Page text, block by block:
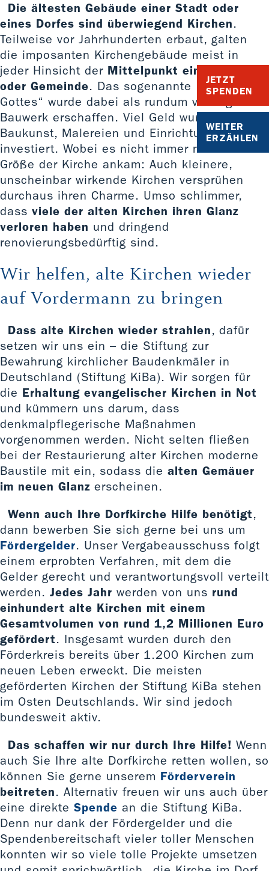
JETZT
SPENDEN
WEITER
ERZÄHLEN
Die ältesten Gebäude einer Stadt oder
eines Dorfes sind überwiegend Kirchen.
Teilweise vor Jahrhunderten erbaut, galten
die imposanten Kirchengebäude meist in
jeder Hinsicht der Mittelpunkt eines Dorfes
oder Gemeinde. Das sogenannte „Haus
Gottes“ wurde dabei als rundum vorzeigbares
Bauwerk erschaffen. Viel Geld wurde in die
Baukunst, Malereien und Einrichtungen
investiert. Wobei es nicht immer nur auf die
Größe der Kirche ankam: Auch kleinere,
unscheinbar wirkende Kirchen versprühen
durchaus ihren Charme. Umso schlimmer,
dass viele der alten Kirchen ihren Glanz
verloren haben und dringend
renovierungsbedürftig sind.
Wir helfen, alte Kirchen wieder
auf Vordermann zu bringen
Dass alte Kirchen wieder strahlen, dafür
setzen wir uns ein – die Stiftung zur
Bewahrung kirchlicher Baudenkmäler in
Deutschland (Stiftung KiBa). Wir sorgen für
die Erhaltung evangelischer Kirchen in Not
und kümmern uns darum, dass
denkmalpflegerische Maßnahmen
vorgenommen werden. Nicht selten fließen
bei der Restaurierung alter Kirchen moderne
Baustile mit ein, sodass die alten Gemäuer
im neuen Glanz erscheinen.
Wenn auch Ihre Dorfkirche Hilfe benötigt,
dann bewerben Sie sich gerne bei uns um
Fördergelder. Unser Vergabeausschuss folgt
einem erprobten Verfahren, mit dem die
Gelder gerecht und verantwortungsvoll verteilt
werden. Jedes Jahr werden von uns rund
einhundert alte Kirchen mit einem
Gesamtvolumen von rund 1,2 Millionen Euro
gefördert. Insgesamt wurden durch den
Förderkreis bereits über 1.200 Kirchen zum
neuen Leben erweckt. Die meisten
geförderten Kirchen der Stiftung KiBa stehen
im Osten Deutschlands. Wir sind jedoch
bundesweit aktiv.
Das schaffen wir nur durch Ihre Hilfe! Wenn
auch Sie Ihre alte Dorfkirche retten wollen, so
können Sie gerne unserem Förderverein
beitreten. Alternativ freuen wir uns auch über
eine direkte Spende an die Stiftung KiBa.
Denn nur dank der Fördergelder und die
Spendenbereitschaft vieler toller Menschen
konnten wir so viele tolle Projekte umsetzen